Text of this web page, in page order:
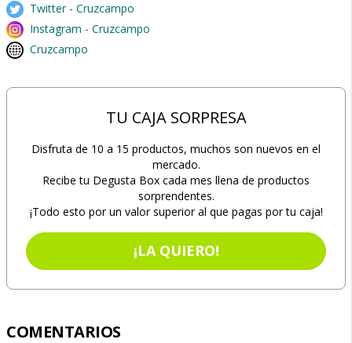
Twitter - Cruzcampo
Instagram - Cruzcampo
Cruzcampo
TU CAJA SORPRESA
Disfruta de 10 a 15 productos, muchos son nuevos en el
mercado.
Recibe tu Degusta Box cada mes llena de productos
sorprendentes.
¡Todo esto por un valor superior al que pagas por tu caja!
¡LA QUIERO!
COMENTARIOS